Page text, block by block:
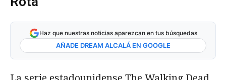
Haz que nuestras noticias aparezcan en tus búsquedas
AÑADE DREAM ALCALÁ EN GOOGLE